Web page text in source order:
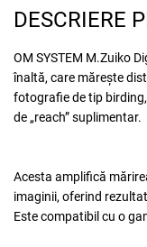
DESCRIERE
OM SYSTEM M.Zuiko
înaltă, care mărește
fotografie de tip
de „reach” suplimentar.
Acesta amplifică
imaginii, oferind
Este compatibil cu o